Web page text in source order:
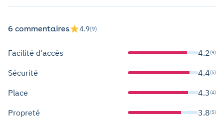
6 commentaires 4.9(9)
Facilité d'accès 4.2(9)
Sécurité 4.4(5)
Place 4.3(4)
Propreté 3.8(5)